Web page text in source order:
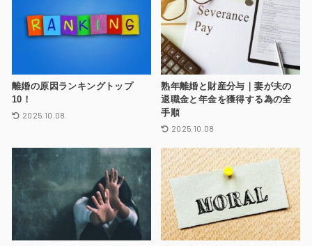
離婚の原因ランキングトップ
10！
2025.10.08
熟年離婚と財産分与｜妻が夫の
退職金と年金を獲得する為の全
手順
2025.10.08